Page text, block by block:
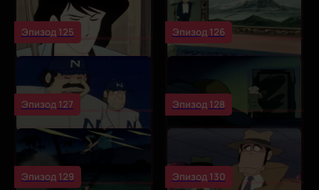
Эпизод 125 Эпизод 126
Эпизод 127 Эпизод 128
Эпизод 129 Эпизод 130